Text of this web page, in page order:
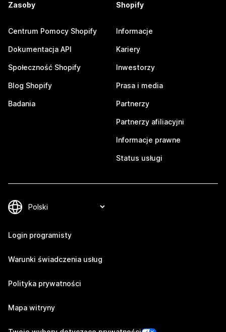
Zasoby
Centrum Pomocy Shopify
Dokumentacja API
Społeczność Shopify
Blog Shopify
Badania
Shopify
Informacje
Kariery
Inwestorzy
Prasa i media
Partnerzy
Partnerzy afiliacyjni
Informacje prawne
Status usługi
Login programisty
Warunki świadczenia usług
Polityka prywatności
Mapa witryny